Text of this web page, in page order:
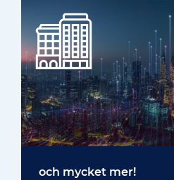
och mycket mer!